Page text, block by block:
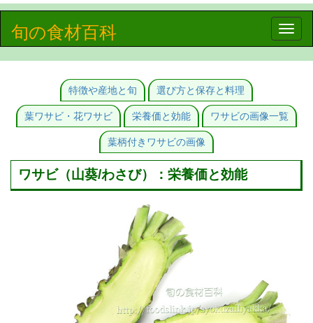
Toggle
旬の食材百科
特徴や産地と旬 選び方と保存と料理
葉ワサビ・花ワサビ 栄養価と効能 ワサビの画像一覧
葉柄付きワサビの画像
ワサビ（山葵/わさび）：栄養価と効能